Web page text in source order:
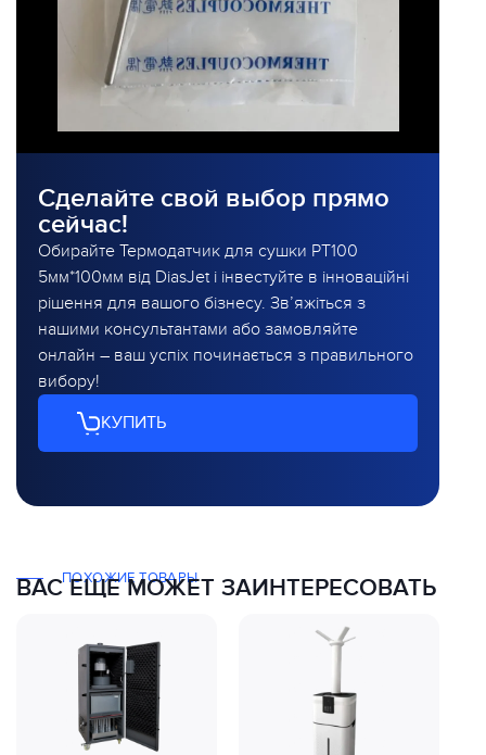
Сделайте свой выбор прямо
сейчас!
Обирайте Термодатчик для сушки PT100
5мм*100мм від DiasJet і інвестуйте в інноваційні
рішення для вашого бізнесу. Зв’яжіться з
нашими консультантами або замовляйте
онлайн – ваш успіх починається з правильного
вибору!
КУПИТЬ
ПОХОЖИЕ ТОВАРЫ
ВАС ЕЩЕ МОЖЕТ ЗАИНТЕРЕСОВАТЬ